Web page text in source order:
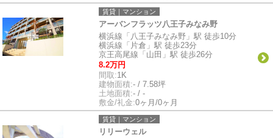
賃貸｜マンション
アーバンフラッツ八王子みなみ野
横浜線「八王子みなみ野」駅 徒歩10分
横浜線「片倉」駅 徒歩23分
京王高尾線「山田」駅 徒歩26分
8.2万円
間取:1K
建物面積:- / 7.58坪
土地面積:- / -
敷金/礼金:0ヶ月/0ヶ月
賃貸｜マンション
リリーウェル